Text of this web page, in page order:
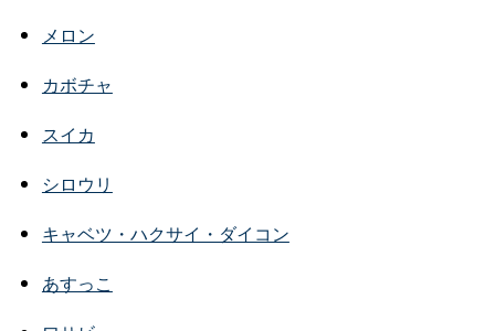
メロン
カボチャ
スイカ
シロウリ
キャベツ・ハクサイ・ダイコン
あすっこ